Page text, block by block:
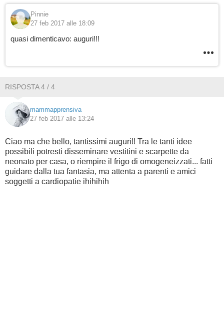
Pinnie
27 feb 2017 alle 18:09
quasi dimenticavo: auguri!!!
RISPOSTA 4 / 4
mammapprensiva
27 feb 2017 alle 13:24
Ciao ma che bello, tantissimi auguri!! Tra le tanti idee
possibili potresti disseminare vestitini e scarpette da
neonato per casa, o riempire il frigo di omogeneizzati... fatti
guidare dalla tua fantasia, ma attenta a parenti e amici
soggetti a cardiopatie ihihihih